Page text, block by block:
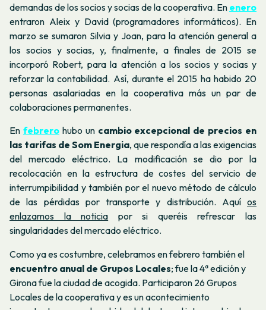
demandas de los socios y socias de la cooperativa. En enero
entraron Aleix y David (programadores informáticos). En
marzo se sumaron Silvia y Joan, para la atención general a
los socios y socias, y, finalmente, a finales de 2015 se
incorporó Robert, para la atención a los socios y socias y
reforzar la contabilidad. Así, durante el 2015 ha habido 20
personas asalariadas en la cooperativa más un par de
colaboraciones permanentes.
En febrerohubo un cambio excepcional de precios en
las tarifas de Som Energia, que respondía a las exigencias
del mercado eléctrico. La modificación se dio por la
recolocación en la estructura de costes del servicio de
interrumpibilidad y también por el nuevo método de cálculo
de las pérdidas por transporte y distribución. Aquí os
enlazamos la noticia por si queréis refrescar las
singularidades del mercado eléctrico.
Como ya es costumbre, celebramos en febrero también el
encuentro anual de Grupos Locales; fue la 4ª edición y
Girona fue la ciudad de acogida. Participaron 26 Grupos
Locales de la cooperativa y es un acontecimiento